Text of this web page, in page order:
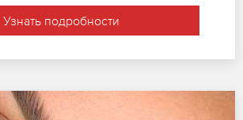
Узнать подробности